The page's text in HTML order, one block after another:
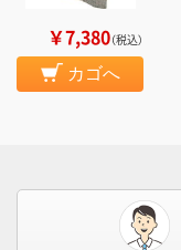
￥7,380（税込）
カゴへ